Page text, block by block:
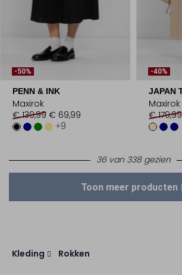
-50%
PENN & INK
Maxirok
€ 139,99 € 69,99
+9
-40%
JAPAN
Maxirok
€ 179,99
36 van 338 gezien
Toon meer producten
Kleding Rokken